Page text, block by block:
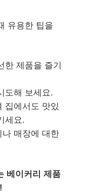
유용한 팁을
한 제품을 즐기
도해 보세요.
집에서도 맛있
세요.
매장에 대한
베이커리 제품